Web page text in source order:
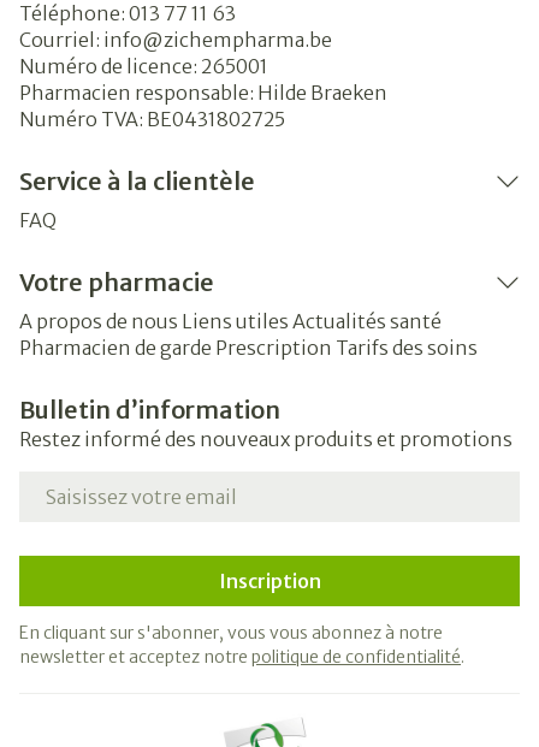
Téléphone: 013 77 11 63
Courriel: info@zichempharma.be
Numéro de licence: 265001
Pharmacien responsable: Hilde Braeken
Numéro TVA: BE0431802725
Service à la clientèle
FAQ
Votre pharmacie
A propos de nous Liens utiles Actualités santé
Pharmacien de garde Prescription Tarifs des soins
Bulletin d’information
Restez informé des nouveaux produits et promotions
Adresse mail
Inscription
En cliquant sur s'abonner, vous vous abonnez à notre
newsletter et acceptez notre politique de confidentialité.